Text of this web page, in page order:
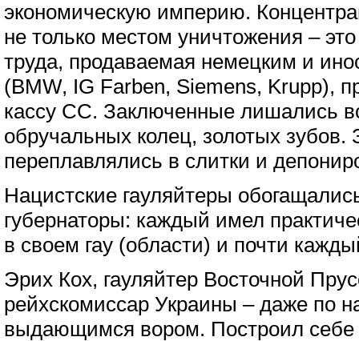
экономическую империю.
не только местом уничтожения –
труда, продаваемая немецким и
(BMW, IG Farben, Siemens, Krupp),
кассу СС. Заключенные лишались
обручальных колец, золотых зубов.
переплавлялись в слитки и
Нацистские гауляйтеры
губернаторы: каждый имел
в своем гау (области) и почти
Эрих Кох, гауляйтер Восточной
рейхскомиссар Украины – даже по
выдающимся вором. Построил себе